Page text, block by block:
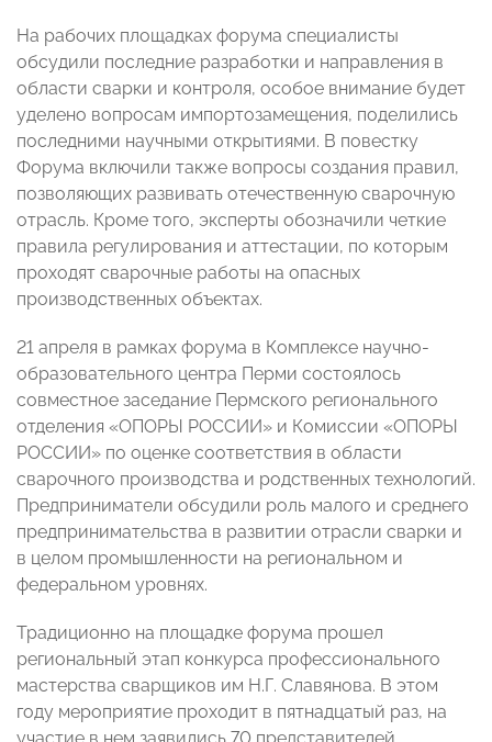
На рабочих площадках форума специалисты
обсудили последние разработки и направления в
области сварки и контроля, особое внимание будет
уделено вопросам импортозамещения, поделились
последними научными открытиями. В повестку
Форума включили также вопросы создания правил,
позволяющих развивать отечественную сварочную
отрасль. Кроме того, эксперты обозначили четкие
правила регулирования и аттестации, по которым
проходят сварочные работы на опасных
производственных объектах.
21 апреля в рамках форума в Комплексе научно-
образовательного центра Перми состоялось
совместное заседание Пермского регионального
отделения «ОПОРЫ РОССИИ» и Комиссии «ОПОРЫ
РОССИИ» по оценке соответствия в области
сварочного производства и родственных технологий.
Предприниматели обсудили роль малого и среднего
предпринимательства в развитии отрасли сварки и
в целом промышленности на региональном и
федеральном уровнях.
Традиционно на площадке форума прошел
региональный этап конкурса профессионального
мастерства сварщиков им Н.Г. Славянова. В этом
году мероприятие проходит в пятнадцатый раз, на